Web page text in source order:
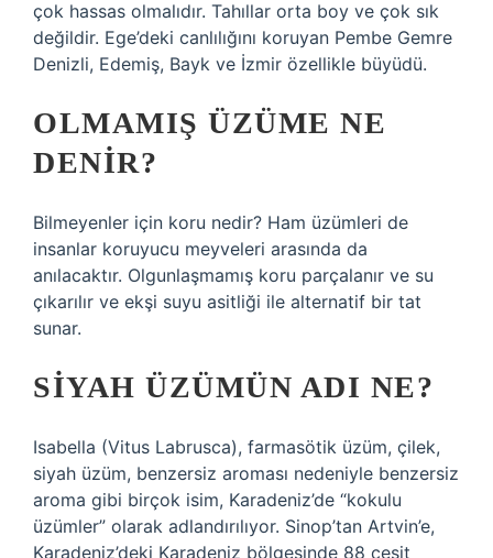
çok hassas olmalıdır. Tahıllar orta boy ve çok sık
değildir. Ege’deki canlılığını koruyan Pembe Gemre
Denizli, Edemiş, Bayk ve İzmir özellikle büyüdü.
OLMAMIŞ ÜZÜME NE
DENIR?
Bilmeyenler için koru nedir? Ham üzümleri de
insanlar koruyucu meyveleri arasında da
anılacaktır. Olgunlaşmamış koru parçalanır ve su
çıkarılır ve ekşi suyu asitliği ile alternatif bir tat
sunar.
SIYAH ÜZÜMÜN ADI NE?
Isabella (Vitus Labrusca), farmasötik üzüm, çilek,
siyah üzüm, benzersiz aroması nedeniyle benzersiz
aroma gibi birçok isim, Karadeniz’de “kokulu
üzümler” olarak adlandırılıyor. Sinop’tan Artvin’e,
Karadeniz’deki Karadeniz bölgesinde 88 çeşit